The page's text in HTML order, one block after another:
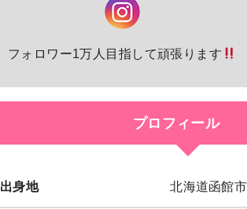
フォロワー1万人目指して頑張ります
プロフィール
出身地 北海道函館市